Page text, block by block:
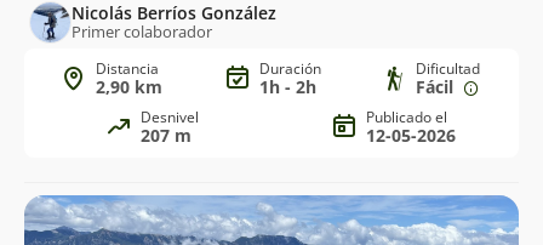
Nicolás Berríos González
Primer colaborador
Distancia
2,90 km
Duración
1h - 2h
Dificultad
Fácil
Desnivel
207 m
Publicado el
12-05-2026